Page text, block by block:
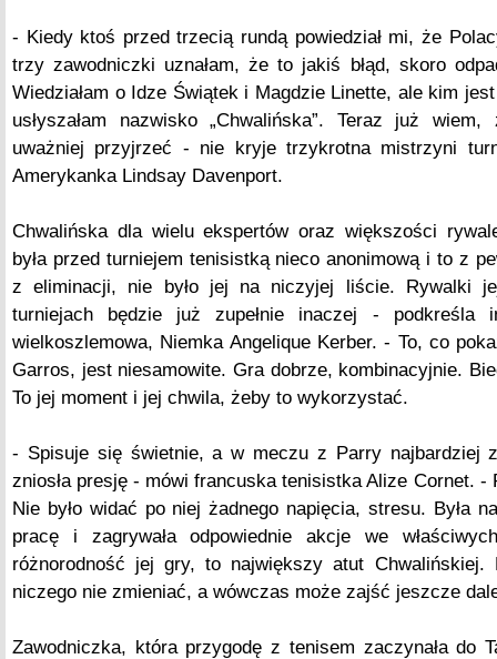
- Kiedy ktoś przed trzecią rundą powiedział mi, że
trzy zawodniczki uznałam, że to jakiś błąd, skoro
Wiedziałam o Idze Świątek i Magdzie Linette, ale kim
usłyszałam nazwisko „Chwalińska”. Teraz już
uważniej przyjrzeć - nie kryje trzykrotna mistrzyni
Amerykanka Lindsay Davenport.
Chwalińska dla wielu ekspertów oraz większości
była przed turniejem tenisistką nieco anonimową i to z
z eliminacji, nie było jej na niczyjej liście. Rywalki
turniejach będzie już zupełnie inaczej - podkreśla
wielkoszlemowa, Niemka Angelique Kerber. - To, co
Garros, jest niesamowite. Gra dobrze, kombinacyjnie.
To jej moment i jej chwila, żeby to wykorzystać.
- Spisuje się świetnie, a w meczu z Parry najbardziej
zniosła presję - mówi francuska tenisistka Alize Cornet. -
Nie było widać po niej żadnego napięcia, stresu. Była
pracę i zagrywała odpowiednie akcje we
różnorodność jej gry, to największy atut
niczego nie zmieniać, a wówczas może zajść jeszcze
Zawodniczka, która przygodę z tenisem zaczynała do